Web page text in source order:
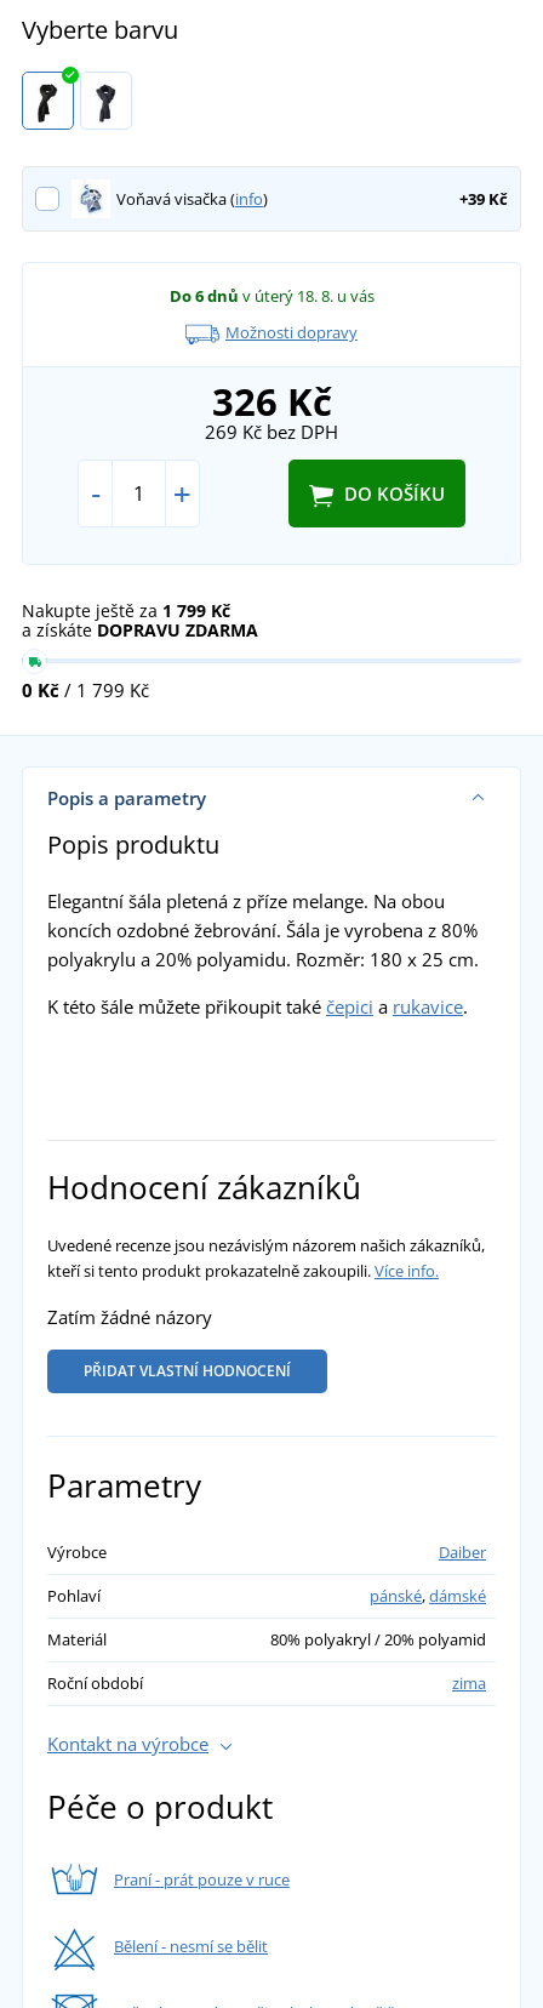
Vyberte barvu
Voňavá visačka (info) +39 Kč
Do 6 dnů v úterý 18. 8. u vás
Možnosti dopravy
326 Kč
269 Kč bez DPH
- + DO KOŠÍKU
Nakupte ještě za 1 799 Kč
a získáte DOPRAVU ZDARMA
0 Kč / 1 799 Kč
Popis a parametry
Popis produktu
Elegantní šála pletená z příze melange. Na obou
koncích ozdobné žebrování. Šála je vyrobena z 80%
polyakrylu a 20% polyamidu. Rozměr: 180 x 25 cm.
K této šále můžete přikoupit také čepici a rukavice.
Hodnocení zákazníků
Uvedené recenze jsou nezávislým názorem našich zákazníků,
kteří si tento produkt prokazatelně zakoupili.Více info.
Zatím žádné názory
PŘIDAT VLASTNÍ HODNOCENÍ
Parametry
Výrobce
Daiber
Pohlaví
pánské,dámské
Materiál
80% polyakryl / 20% polyamid
Roční období
zima
Kontakt na výrobce
Péče o produkt
Praní - prát pouze v ruce
Bělení - nesmí se bělit